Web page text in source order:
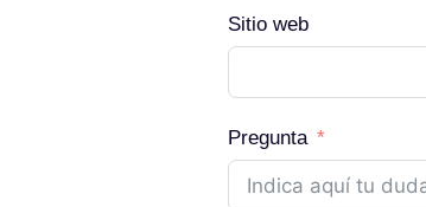
Sitio web
Pregunta